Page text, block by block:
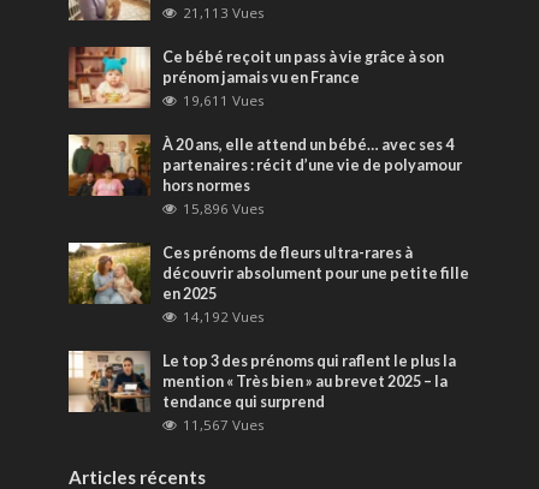
21,113 Vues
Ce bébé reçoit un pass à vie grâce à son
prénom jamais vu en France
19,611 Vues
À 20 ans, elle attend un bébé… avec ses 4
partenaires : récit d’une vie de polyamour
hors normes
15,896 Vues
Ces prénoms de fleurs ultra-rares à
découvrir absolument pour une petite fille
en 2025
14,192 Vues
Le top 3 des prénoms qui raflent le plus la
mention « Très bien » au brevet 2025 – la
tendance qui surprend
11,567 Vues
Articles récents